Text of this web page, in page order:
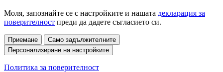
Моля, запознайте се с настройките и нашата декларация за
поверителност преди да дадете съгласието си.
Приемане
Само задължителните
Персонализиране на настройките
Политика за поверителност